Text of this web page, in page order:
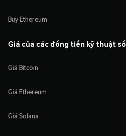
Buy Ethereum
Giá của các đồng tiền kỹ thuật số
Giá Bitcoin
Giá Ethereum
Giá Solana